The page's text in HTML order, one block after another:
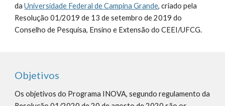
da Universidade Federal de Campina Grande, criado pela
Resolução 01/2019 de 13 de setembro de 2019 do
Conselho de Pesquisa, Ensino e Extensão do CEEI/UFCG.
Objetivos
Os objetivos do Programa INOVA, segundo regulamento da